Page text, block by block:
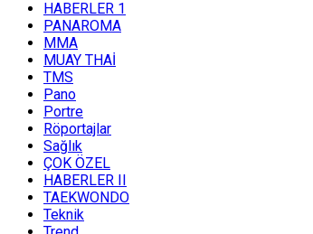
HABERLER 1
PANAROMA
MMA
MUAY THAİ
TMS
Pano
Portre
Röportajlar
Sağlık
ÇOK ÖZEL
HABERLER II
TAEKWONDO
Teknik